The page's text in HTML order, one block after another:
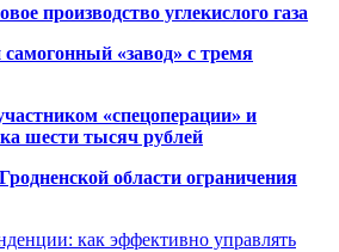
производство углекислого газа
«завод» с тремя
«спецоперации» и
шести тысяч рублей
области ограничения
как эффективно управлять